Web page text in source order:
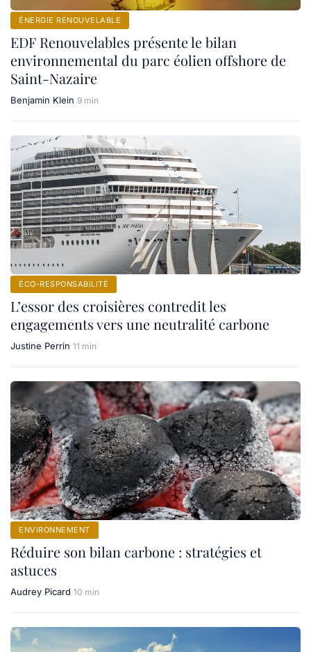
ÉNERGIE RENOUVELABLE
EDF Renouvelables présente le bilan
environnemental du parc éolien offshore de
Saint-Nazaire
Benjamin Klein 9 min
ÉCO-RESPONSABILITÉ
L’essor des croisières contredit les
engagements vers une neutralité carbone
Justine Perrin 11 min
ENVIRONNEMENT
Réduire son bilan carbone : stratégies et
astuces
Audrey Picard 10 min